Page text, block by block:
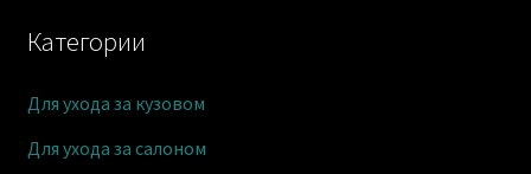
Категории
Для ухода за кузовом
Для ухода за салоном